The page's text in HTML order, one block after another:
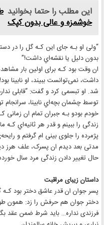
این مطلب را حتما بخوانید
خوشمزه و عالی بدون کپک
“ولی او بـه جای این کـه گل را در
بدون دلیل یا نقشه‌اي داشت!”
ان وقت بود کـه برای اولین بار
داشت، نمی‌توانست ببیند، او نابینا
شد. او تبسمی کرد و گفت: “قابلی
توسط چشمان بچه‌اي نابینا، سرانجام
خودم بودو بـه جبران تمام ان زمانی
زندگی را ببینم و قدر هر ثانیه‌اي
پژمرده را جلوی بینی‌ ام گرفتم و
مدتی بعد دیدم ان پسرک، علف هرز
حال تغییر دادن زندگی مرد سال
داستان زیبای مراقبت
پسر جوان ان قدر عاشق دختر بود
دختر جوان هم حرفش را زد: همون
فرزندی نداره… باید شرط ضمن عقد